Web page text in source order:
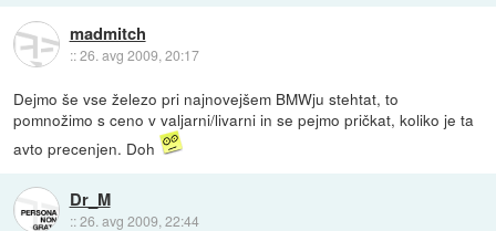
madmitch
::26. avg 2009, 20:17
Dejmo še vse železo pri najnovejšem BMWju stehtat, to
pomnožimo s ceno v valjarni/livarni in se pejmo pričkat, koliko je ta
avto precenjen. Doh
Dr_M
::26. avg 2009, 22:44